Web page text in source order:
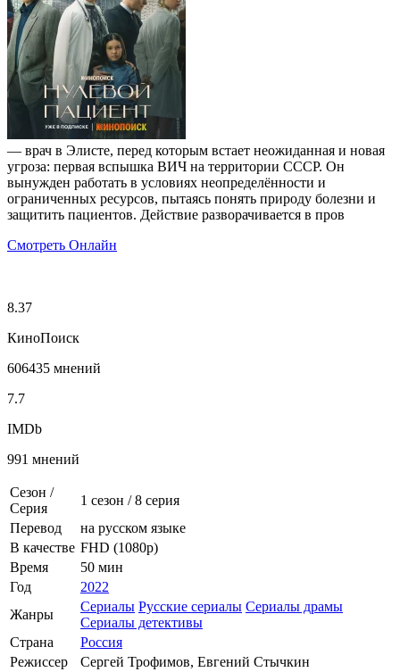
— врач в Элисте, перед которым встает неожиданная и новая
угроза: первая вспышка ВИЧ на территории СССР. Он
вынужден работать в условиях неопределённости и
ограниченных ресурсов, пытаясь понять природу болезни и
защитить пациентов. Действие разворачивается в пров
Смотреть Онлайн
8.37
КиноПоиск
606435 мнений
7.7
IMDb
991 мнений
Сезон /
Серия
1 сезон /8 серия
Перевод
на русском языке
В качестве FHD (1080p)
Время
50 мин
Год
2022
Жанры
Сериалы Русские сериалы Сериалы драмы
Сериалы детективы
Страна
Россия
Режиссер
Сергей Трофимов, Евгений Стычкин